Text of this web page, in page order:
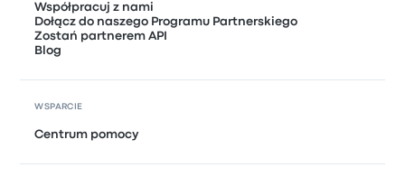
Współpracuj z nami
Dołącz do naszego Programu Partnerskiego
Zostań partnerem API
Blog
WSPARCIE
Centrum pomocy